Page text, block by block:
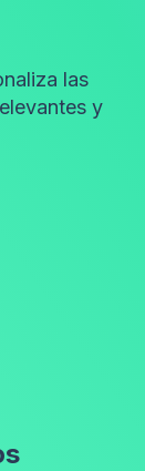
las
y